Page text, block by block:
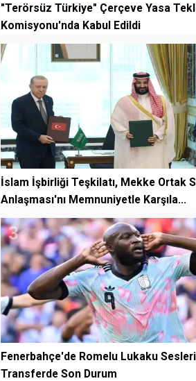
"Terörsüz Türkiye" Çerçeve Yasa
Komisyonu'nda Kabul Edildi
İslam İşbirliği Teşkilatı, Mekke Ortak
Anlaşması'nı Memnuniyetle Karşıla...
3
Fenerbahçe'de Romelu Lukaku
Transferde Son Durum